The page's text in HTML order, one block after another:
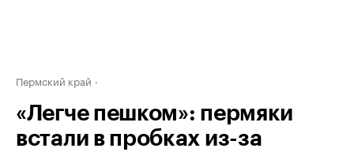
Пермский край
«Легче пешком»: пермяки
встали в пробках из-за